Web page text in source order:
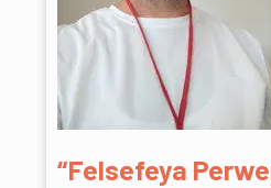
“Felsefeya